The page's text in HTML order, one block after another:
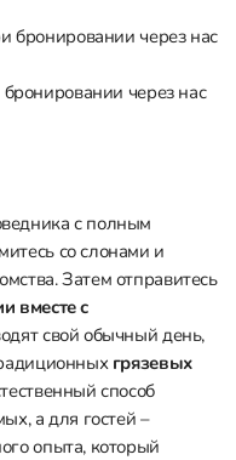
бронировании через нас
через нас
с полным
со слонами и
Затем отправитесь
вместе с
свой обычный день,
грязевых
способ
а для гостей –
опыта, который